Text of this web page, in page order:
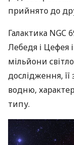
прийнято до
Галактика NGC
Лебедя і Цефея
мільйони
дослідження,
водню,
типу.